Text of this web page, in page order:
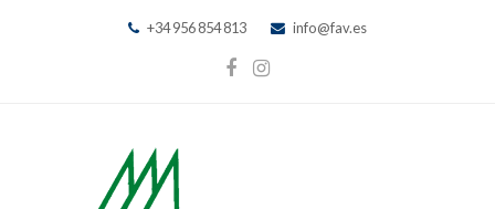
+34 956 854 813 info@fav.es
Facebook
Instagram